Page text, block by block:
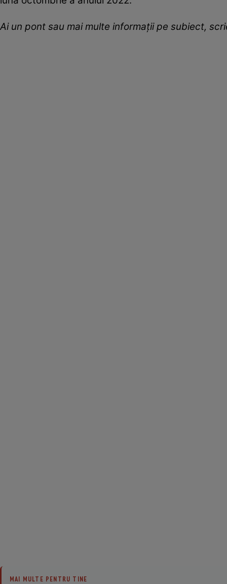
Ai un pont sau mai multe informații pe subiect,
MAI MULTE PENTRU TINE